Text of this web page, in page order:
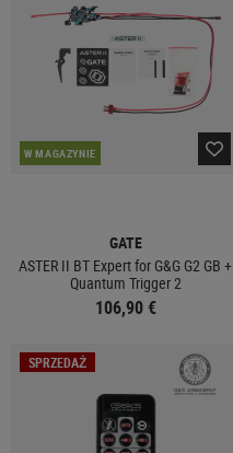
W MAGAZYNIE
GATE
ASTER II BT Expert for G&G G2 GB +
Quantum Trigger 2
106,90 €
SPRZEDAŻ